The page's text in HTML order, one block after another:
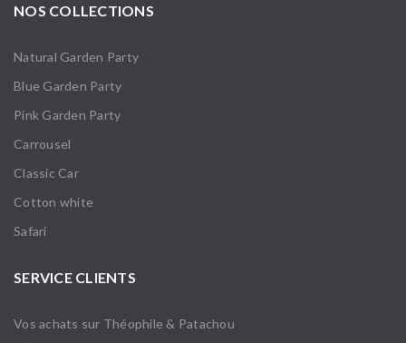
NOS COLLECTIONS
Natural Garden Party
Blue Garden Party
Pink Garden Party
Carrousel
Classic Car
Cotton white
Safari
SERVICE CLIENTS
Vos achats sur Théophile & Patachou